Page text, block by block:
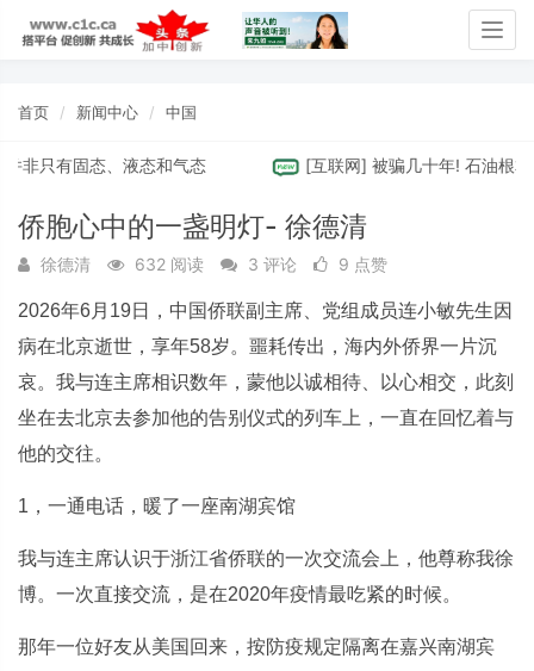
首页 新闻中心 中国
有固态、液态和气态 互联网] 被骗几十年! 石油根本用不
侨胞心中的一盏明灯- 徐德清
徐德清 632 阅读 3 评论 9 点赞
2026年6月19日，中国侨联副主席、党组成员连小敏先生因
病在北京逝世，享年58岁。噩耗传出，海内外侨界一片沉
哀。我与连主席相识数年，蒙他以诚相待、以心相交，此刻
坐在去北京去参加他的告别仪式的列车上，一直在回忆着与
他的交往。
1，一通电话，暖了一座南湖宾馆
我与连主席认识于浙江省侨联的一次交流会上，他尊称我徐
博。一次直接交流，是在2020年疫情最吃紧的时候。
那年一位好友从美国回来，按防疫规定隔离在嘉兴南湖宾